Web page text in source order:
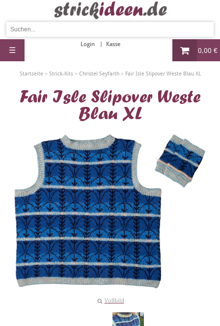
0,00 €
Login Kasse
☰
Startseite» Strick-Kits» Christel Seyfarth» Fair Isle Slipover Weste Blau XL
Fair Isle Slipover Weste
Blau XL
Vollbild